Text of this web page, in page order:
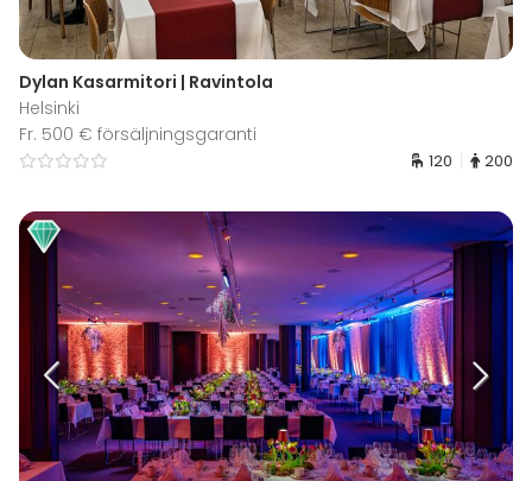
Dylan Kasarmitori | Ravintola
Helsinki
Fr. 500 € försäljningsgaranti
120 200